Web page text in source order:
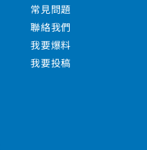
常見問題
聯絡我們
我要爆料
我要投稿